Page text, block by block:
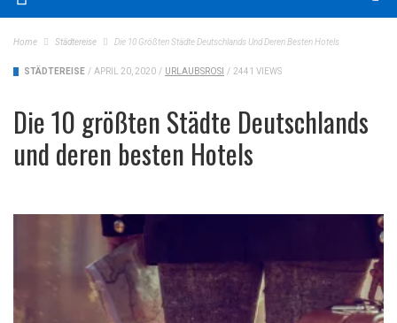
Home Städtereise Die 10 Größten Städte Deutschlands Und Deren Besten Hotels
STÄDTEREISE / APRIL 20, 2020 / URLAUBSROSI / 2441 VIEWS
Die 10 größten Städte Deutschlands
und deren besten Hotels